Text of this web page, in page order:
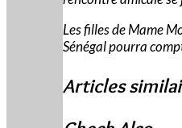
Les filles de Mame
Sénégal pourra
Articles